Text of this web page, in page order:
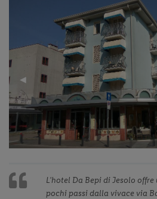
Previous
◀︎
L'hotel Da Bepi di Jesolo
pochi passi dalla vivace via